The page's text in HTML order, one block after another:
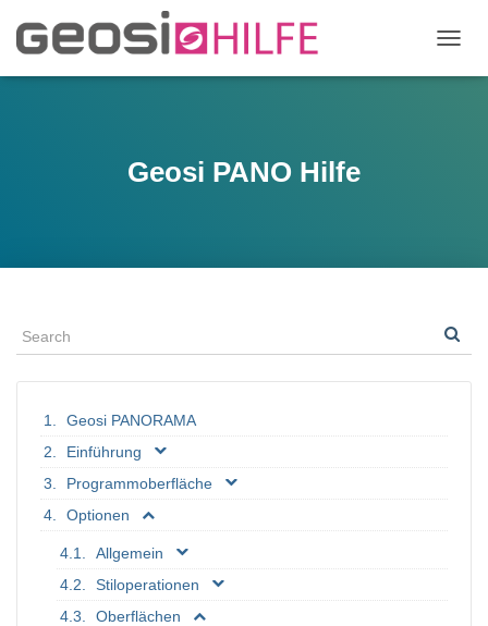
A
C
H
L
Geosi PANO Hilfe
Geosi PANORAMA
Einführung
Programmoberfläche
Optionen
Allgemein
Stiloperationen
Oberflächen